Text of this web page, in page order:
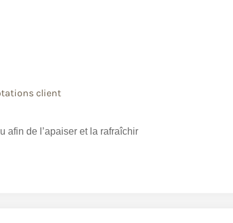
client
afin de l’apaiser et la rafraîchir